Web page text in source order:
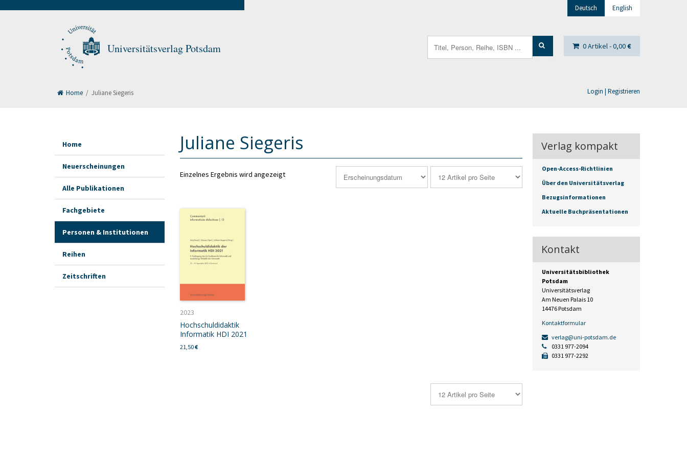
Universitätsverlag Potsdam
Deutsch English
0 Artikel -0,00€
Login | Registrieren
for:
Home / Juliane Siegeris
Juliane Siegeris
Einzelnes Ergebnis wird angezeigt
2023
Hochschuldidaktik
Informatik HDI 2021
21,50€
Home
Neuerscheinungen
Alle Publikationen
Fachgebiete
Personen & Institutionen
Reihen
Zeitschriften
Verlag kompakt
Open-Access-Richtlinien
Über den Universitätsverlag
Bezugsinformationen
Aktuelle Buchpräsentationen
Kontakt
Universitätsbibliothek
Potsdam
Universitätsverlag
Am Neuen Palais 10
14476 Potsdam
Kontaktformular
verlag@uni-potsdam.de
0331 977-2094
0331 977-2292